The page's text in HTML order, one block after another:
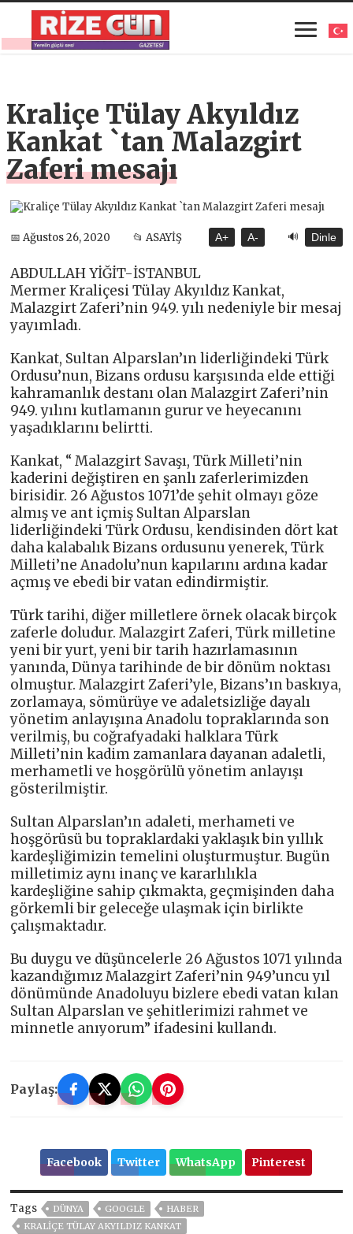
Kraliçe Tülay Akyıldız
Kankat `tan Malazgirt
Zaferi mesajı
📅 Ağustos 26, 2020 📂 ASAYİŞ A+ A- 🔊 Dinle
ABDULLAH YİĞİT-İSTANBUL
Mermer Kraliçesi Tülay Akyıldız Kankat,
Malazgirt Zaferi’nin 949. yılı nedeniyle bir mesaj
yayımladı.
Kankat, Sultan Alparslan’ın liderliğindeki Türk
Ordusu’nun, Bizans ordusu karşısında elde ettiği
kahramanlık destanı olan Malazgirt Zaferi’nin
949. yılını kutlamanın gurur ve heyecanını
yaşadıklarını belirtti.
Kankat, “ Malazgirt Savaşı, Türk Milleti’nin
kaderini değiştiren en şanlı zaferlerimizden
birisidir. 26 Ağustos 1071’de şehit olmayı göze
almış ve ant içmiş Sultan Alparslan
liderliğindeki Türk Ordusu, kendisinden dört kat
daha kalabalık Bizans ordusunu yenerek, Türk
Milleti’ne Anadolu’nun kapılarını ardına kadar
açmış ve ebedi bir vatan edindirmiştir.
Türk tarihi, diğer milletlere örnek olacak birçok
zaferle doludur. Malazgirt Zaferi, Türk milletine
yeni bir yurt, yeni bir tarih hazırlamasının
yanında, Dünya tarihinde de bir dönüm noktası
olmuştur. Malazgirt Zaferi’yle, Bizans’ın baskıya,
zorlamaya, sömürüye ve adaletsizliğe dayalı
yönetim anlayışına Anadolu topraklarında son
verilmiş, bu coğrafyadaki halklara Türk
Milleti’nin kadim zamanlara dayanan adaletli,
merhametli ve hoşgörülü yönetim anlayışı
gösterilmiştir.
Sultan Alparslan’ın adaleti, merhameti ve
hoşgörüsü bu topraklardaki yaklaşık bin yıllık
kardeşliğimizin temelini oluşturmuştur. Bugün
milletimiz aynı inanç ve kararlılıkla
kardeşliğine sahip çıkmakta, geçmişinden daha
görkemli bir geleceğe ulaşmak için birlikte
çalışmaktadır.
Bu duygu ve düşüncelerle 26 Ağustos 1071 yılında
kazandığımız Malazgirt Zaferi’nin 949’uncu yıl
dönümünde Anadoluyu bizlere ebedi vatan kılan
Sultan Alparslan ve şehitlerimizi rahmet ve
minnetle anıyorum” ifadesini kullandı.
Paylaş:
Facebook Twitter WhatsApp Pinterest
Tags DÜNYA GOOGLE
HABER
KRALIÇE TÜLAY AKYILDIZ KANKAT